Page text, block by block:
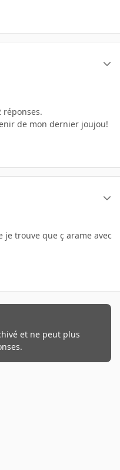
réponses.
de mon dernier joujou!
trouve que ç arame avec
et ne peut plus